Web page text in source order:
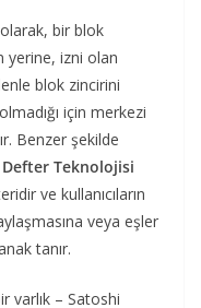
bir blok
yerine, izni olan
blok zincirini
için merkezi
Benzer şekilde
Defter Teknolojisi
ve kullanıcıların
veya eşler
tanır.
varlık – Satoshi